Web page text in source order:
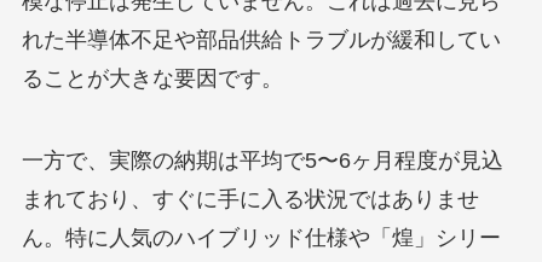
れた半導体不足や部品供給トラブルが緩和してい
ることが大きな要因です。
一方で、実際の納期は平均で5〜6ヶ月程度が見込
まれており、すぐに手に入る状況ではありませ
ん。特に人気のハイブリッド仕様や「煌」シリー